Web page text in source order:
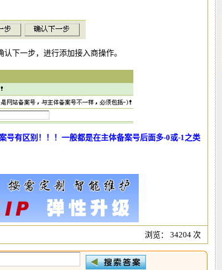
下一步，进行添加接入商操作。
号有区别！！！一般都是在主体备案号后面多-0或-1之类
浏览： 34204 次